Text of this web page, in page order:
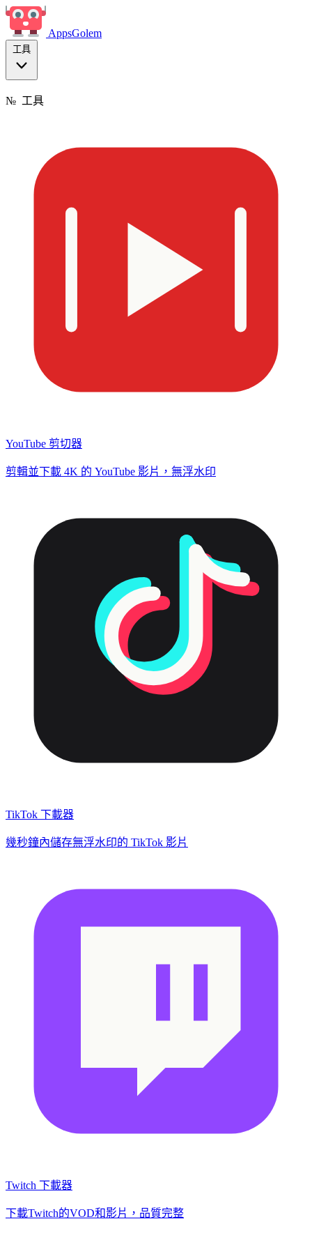
AppsGolem
工具
№ 工具
YouTube 剪切器
剪輯並下載 4K 的 YouTube 影片，無浮水印
TikTok 下載器
幾秒鐘內儲存無浮水印的 TikTok 影片
Twitch 下載器
下載Twitch的VOD和影片，品質完整